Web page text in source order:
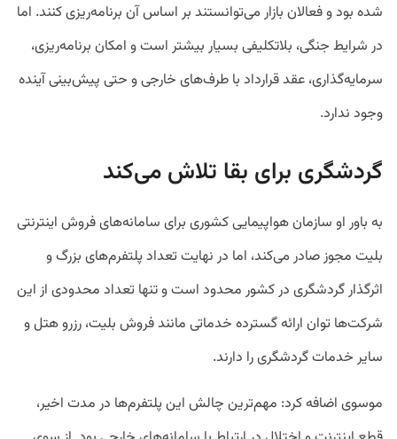
شده بود و فعالان بازار می‌توانستند بر اساس آن برنامه‌ریزی کنند. اما
در شرایط جنگی، بلاتکلیفی بسیار بیشتر است و امکان برنامه‌ریزی،
سرمایه‌گذاری، عقد قرارداد با طرف‌های خارجی و حتی پیش‌بینی آینده
وجود ندارد.
گردشگری برای بقا تلاش می‌کند
به باور او سازمان هواپیمایی کشوری برای سامانه‌های فروش اینترنتی
بلیت مجوز صادر می‌کند، اما در نهایت تعداد پلتفرم‌های بزرگ و
اثرگذار گردشگری در کشور محدود است و تنها تعداد محدودی از این
شرکت‌ها توان ارائه گسترده خدماتی مانند فروش بلیت، رزرو هتل و
سایر خدمات گردشگری را دارند.
موسوی اضافه کرد: مهم‌ترین چالش این پلتفرم‌ها در مدت اخیر،